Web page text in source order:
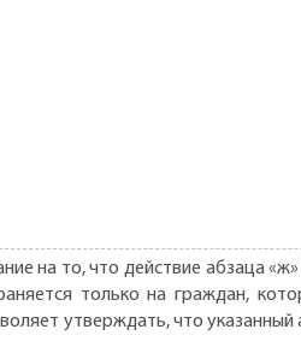
на то, что действие абзаца
только на граждан,
утверждать, что